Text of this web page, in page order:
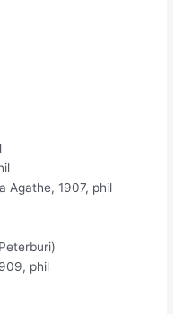
Agathe, 1907, phil
phil